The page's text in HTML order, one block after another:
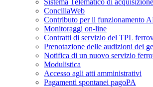
Sistema Telematico di
ConciliaWeb
Contributo per il funzionamento
Monitoraggi on-line
Contratti di servizio del TPL
Prenotazione delle audizioni dei
Notifica di un nuovo servizio
Modulistica
Accesso agli atti amministrativi
Pagamenti spontanei pagoPA